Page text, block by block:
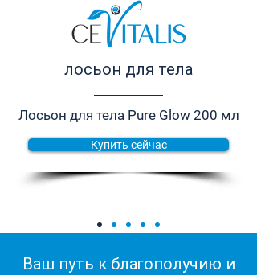
лосьон для тела
Лосьон для тела Pure Glow 200 мл
Купить сейчас
Ваш путь к благополучию и